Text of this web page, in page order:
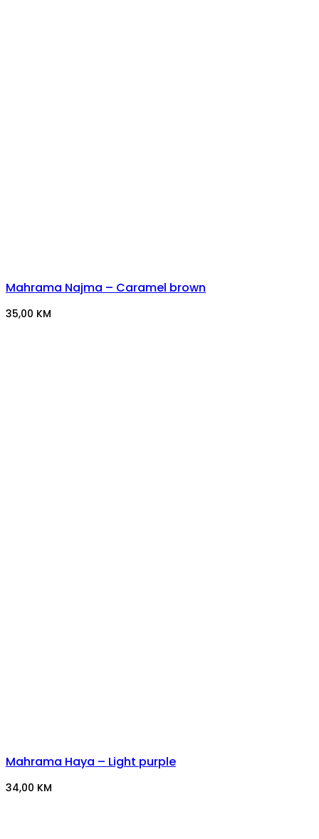
Mahrama Najma – Caramel brown
35,00 KM
Mahrama Haya – Light purple
34,00 KM